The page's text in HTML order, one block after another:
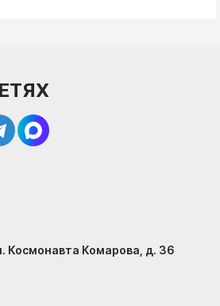
Космонавта Комарова, д. 36